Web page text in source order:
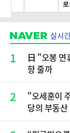
실시
1
日 "오봉 연
향 줄까
2
"오세훈이
당의 부동